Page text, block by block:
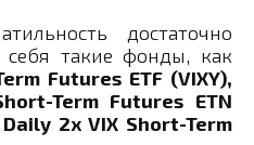
достаточно
такие фонды, как
Futures ETF (VIXY),
Term Futures ETN
2x VIX Short-Term